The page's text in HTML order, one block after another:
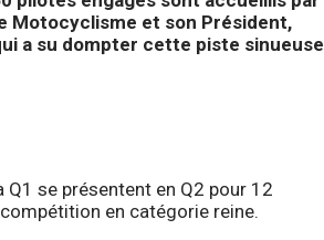
Motocyclisme et son Président,
a su dompter cette piste sinueuse
se présentent en Q2 pour 12
en catégorie reine.